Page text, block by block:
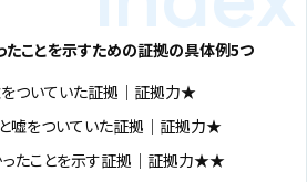
たことを示すための証拠の具体例5つ
ついていた証拠｜証拠力★
嘘をついていた証拠｜証拠力★
たことを示す証拠｜証拠力★★